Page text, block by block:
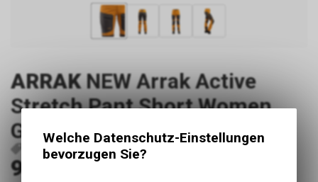
ARRAK NEW Arrak Active
Stretch Pant Short Women
Gold Gr.42
P4631 7350027642596
98.00
Welche Datenschutz-Einstellungen
bevorzugen Sie?